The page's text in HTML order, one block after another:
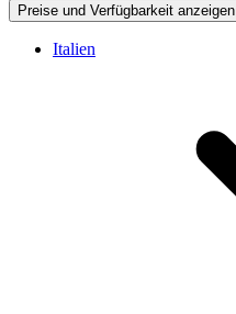
Preise und Verfügbarkeit anzeigen
Italien